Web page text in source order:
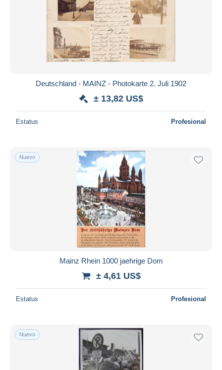
Deutschland - MAINZ - Photokarte 2. Juli 1902
± 13,82 US$
Estatus Profesional
Nuevo
Mainz Rhein 1000 jaehrige Dom
± 4,61 US$
Estatus Profesional
Nuevo